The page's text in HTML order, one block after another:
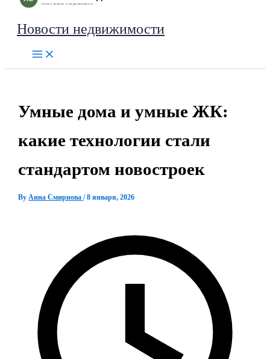
Новости недвижимости
Умные дома и умные ЖК:
какие технологии стали
стандартом новостроек
ByАнна Смирнова/8 января, 2026